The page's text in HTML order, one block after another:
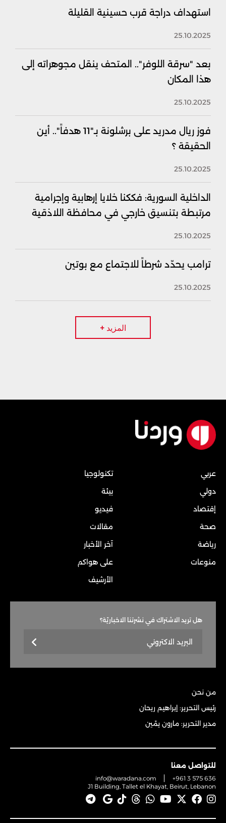
استهداف دراجة قرب حسينية القليلة
25.10.2025
بعد "سرقة اللوفر".. المتحف ينقل مجوهراته إلى
هذا المكان
25.10.2025
فوز ريال مدريد على برشلونة بـ"11 هدفاً".. أين
الحقيقة ؟
25.10.2025
الداخلية السورية: فككنا خلايا إرهابية وإجرامية
مرتبطة بتنسيق خارجي في محافظة اللاذقية
25.10.2025
ترامب يحدّد شرطاً للاجتماع مع بوتين
25.10.2025
المزيد +
عربي
دولي
إقتصاد
صحة
رياضة
منوعات
تكنولوجيا
بيئة
فيديو
مقالات
آخر الأخبار
على هواكم
الأرشيف
هل تريد الاشتراك في نشرتنا الاخباريّة؟
من نحن
رئيس التحرير: إبراهيم ريحان
مدير التحرير: مارون يمّين
للتواصل معنا
info@waradana.com
+961 3 575 636
J1 Building, Tallet el Khayat, Beirut, Lebanon